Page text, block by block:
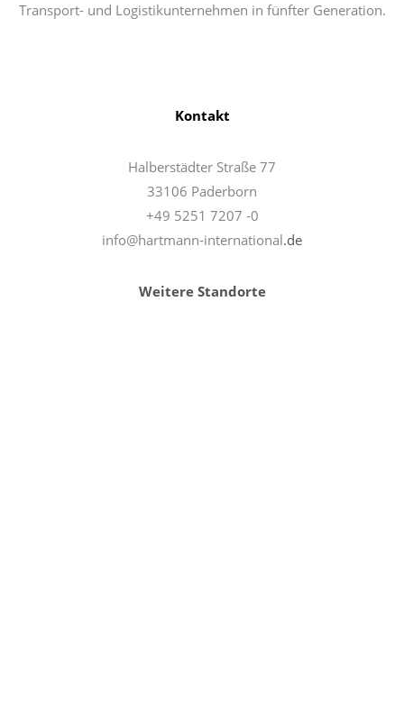
Transport- und Logistikunternehmen in fünfter Generation.
Kontakt
Halberstädter Straße 77
33106 Paderborn
+49 5251 7207 -0
info@hartmann-international.de
Weitere Standorte